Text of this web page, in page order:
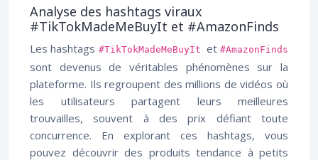
Analyse des hashtags viraux
#TikTokMadeMeBuyIt et #AmazonFinds
Les hashtags #TikTokMadeMeBuyIt et #AmazonFinds
sont devenus de véritables phénomènes sur la
plateforme. Ils regroupent des millions de vidéos où
les utilisateurs partagent leurs meilleures
trouvailles, souvent à des prix défiant toute
concurrence. En explorant ces hashtags, vous
pouvez découvrir des produits tendance à petits